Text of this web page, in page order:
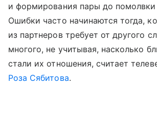
и формирования пары до помолвки
Ошибки часто начинаются тогда,
из партнеров требует от другого
многого, не учитывая, насколько
стали их отношения, считает
Роза Сябитова.